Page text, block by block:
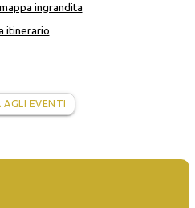
ingrandita
itinerario
EVENTI